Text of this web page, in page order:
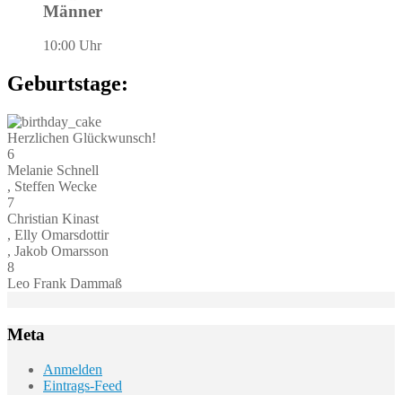
Männer
10:00 Uhr
Geburtstage:
Herzlichen Glückwunsch!
6
Melanie Schnell
, Steffen Wecke
7
Christian Kinast
, Elly Omarsdottir
, Jakob Omarsson
8
Leo Frank Dammaß
Meta
Anmelden
Eintrags-Feed